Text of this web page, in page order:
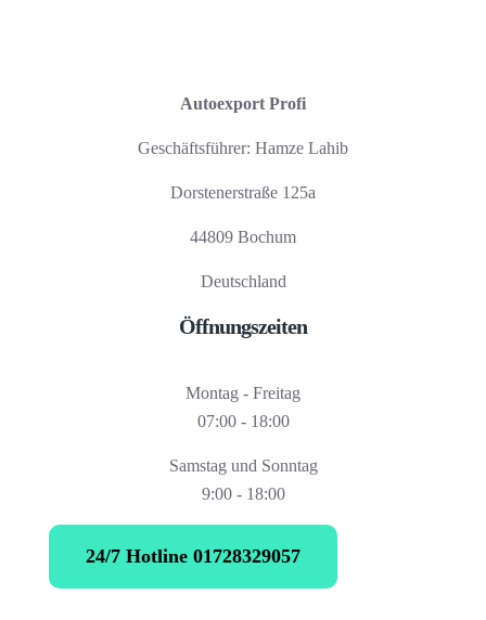
Autoexport Profi
Geschäftsführer: Hamze Lahib
Dorstenerstraße 125a
44809 Bochum
Deutschland
Öffnungszeiten
Montag - Freitag
07:00 - 18:00
Samstag und Sonntag
9:00 - 18:00
24/7 Hotline 01728329057